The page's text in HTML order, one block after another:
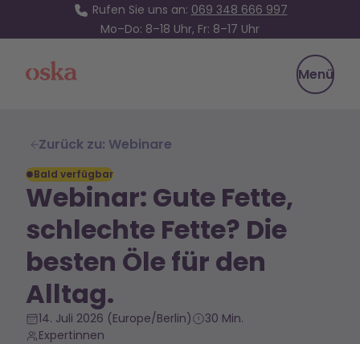
Rufen Sie uns an: 069 348 666 997
Mo–Do: 8–18 Uhr, Fr: 8–17 Uhr
Oska Health Menü
Zurück zu: Webinare
Bald verfügbar
Webinar: Gute Fette,
schlechte Fette? Die
besten Öle für den
Alltag.
14. Juli 2026 (Europe/Berlin)
30 Min.
Expertinnen